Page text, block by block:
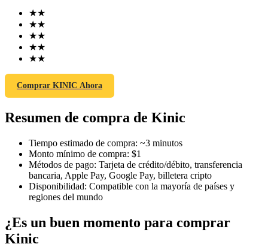
Futuros COIN-M
TradFi
Derivados de acciones, divisas, metales preciosos y materias
★★
★★
★★
★★
★★
Comprar KINIC Ahora
Resumen de compra de Kinic
Tiempo estimado de compra: ~3 minutos
Monto mínimo de compra: $1
Métodos de pago: Tarjeta de crédito/débito, transferencia
bancaria, Apple Pay, Google Pay, billetera cripto
Disponibilidad: Compatible con la mayoría de países y
regiones del mundo
¿Es un buen momento para comprar
Kinic